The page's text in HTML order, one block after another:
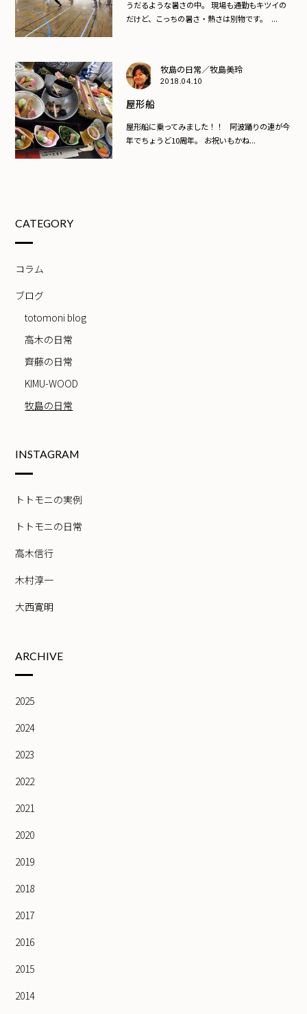
うだるような暑さの中。 現場も通勤もキツイの
だけど、こっちの暑さ・熱さは別物です。 ...
牧島の日常／牧島美玲
2018.04.10
屋形船
屋形船に乗ってみました！！ 阿波踊りの連が今
年でちょうど10周年。 お祝いもかね...
CATEGORY
コラム
ブログ
totomoni blog
高木の日常
齊藤の日常
KIMU-WOOD
牧島の日常
INSTAGRAM
トトモニの実例
トトモニの日常
高木信行
木村淳一
大西寛明
ARCHIVE
2025
2024
2023
2022
2021
2020
2019
2018
2017
2016
2015
2014